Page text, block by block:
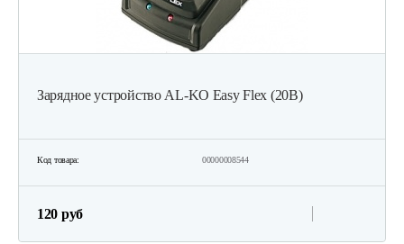
Зарядное устройство AL-KO Easy Flex (20В)
Код товара: 00000008544
120 руб